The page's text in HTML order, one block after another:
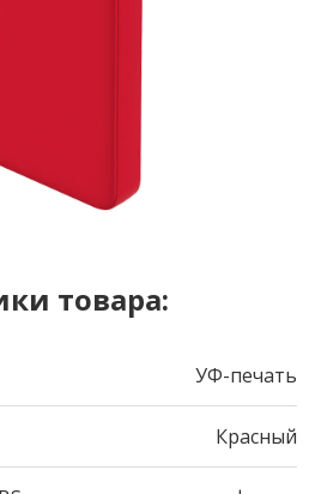
товара:
УФ-печать
Красный